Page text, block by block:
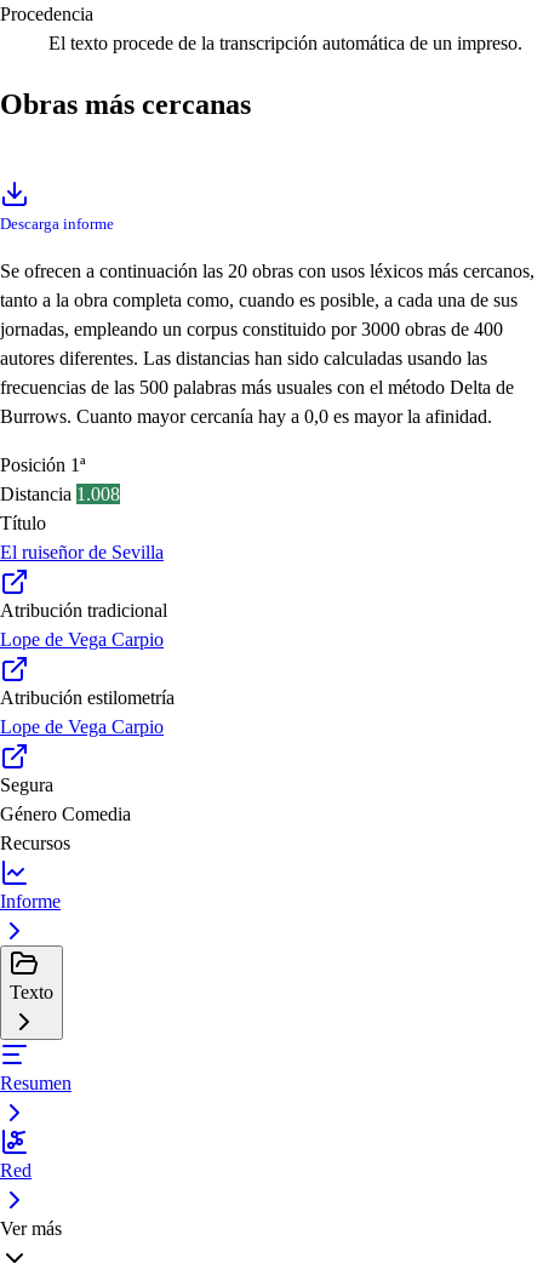
Procedencia
El texto procede de la transcripción automática de un impreso.
Obras más cercanas
Descarga informe
Se ofrecen a continuación las 20 obras con usos léxicos más cercanos,
tanto a la obra completa como, cuando es posible, a cada una de sus
jornadas, empleando un corpus constituido por 3000 obras de 400
autores diferentes. Las distancias han sido calculadas usando las
frecuencias de las 500 palabras más usuales con el método Delta de
Burrows. Cuanto mayor cercanía hay a 0,0 es mayor la afinidad.
Posición 1ª
Distancia 1.008
Título
El ruiseñor de Sevilla
Atribución tradicional
Lope de Vega Carpio
Atribución estilometría
Lope de Vega Carpio
Segura
Género Comedia
Recursos
Informe
Texto
Resumen
Red
Ver más